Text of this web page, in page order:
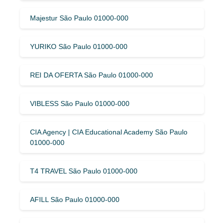
Majestur São Paulo 01000-000
YURIKO São Paulo 01000-000
REI DA OFERTA São Paulo 01000-000
VIBLESS São Paulo 01000-000
CIA Agency | CIA Educational Academy São Paulo
01000-000
T4 TRAVEL São Paulo 01000-000
AFILL São Paulo 01000-000